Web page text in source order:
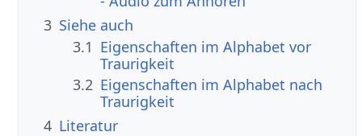
3 Siehe auch
3.1 Eigenschaften im Alphabet vor
Traurigkeit
3.2 Eigenschaften im Alphabet nach
Traurigkeit
4 Literatur